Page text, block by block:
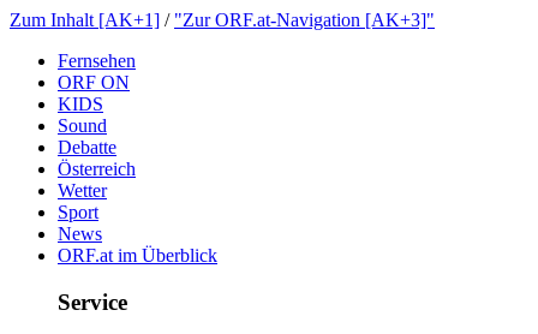
ZumInhalt[AK+1] / "ZurORF.at-Navigation[AK+3]"
Fernsehen
ORFON
KIDS
Sound
Debatte
Österreich
Wetter
Sport
News
ORF.atimÜberblick
Service